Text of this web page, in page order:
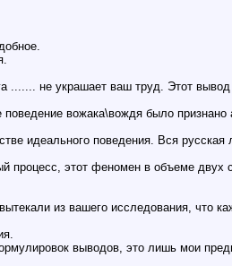
....... не украшает ваш труд. Этот
поведение вожака\вождя было
идеального поведения. Вся
этот феномен в объеме двух
из вашего исследования, что
выводов, это лишь мои